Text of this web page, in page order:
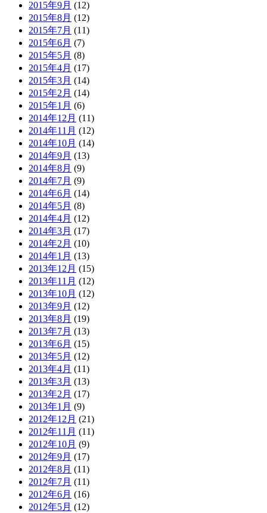
2015年9月 (12)
2015年8月 (12)
2015年7月 (11)
2015年6月 (7)
2015年5月 (8)
2015年4月 (17)
2015年3月 (14)
2015年2月 (14)
2015年1月 (6)
2014年12月 (11)
2014年11月 (12)
2014年10月 (14)
2014年9月 (13)
2014年8月 (9)
2014年7月 (9)
2014年6月 (14)
2014年5月 (8)
2014年4月 (12)
2014年3月 (17)
2014年2月 (10)
2014年1月 (13)
2013年12月 (15)
2013年11月 (12)
2013年10月 (12)
2013年9月 (12)
2013年8月 (19)
2013年7月 (13)
2013年6月 (15)
2013年5月 (12)
2013年4月 (11)
2013年3月 (13)
2013年2月 (17)
2013年1月 (9)
2012年12月 (21)
2012年11月 (11)
2012年10月 (9)
2012年9月 (17)
2012年8月 (11)
2012年7月 (11)
2012年6月 (16)
2012年5月 (12)